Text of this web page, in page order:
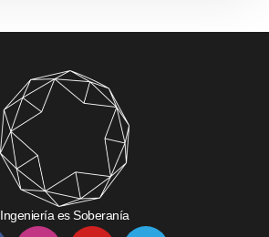
Ingeniería es Soberanía